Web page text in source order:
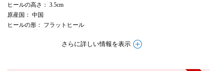
ヒールの高さ ： 3.5cm
原産国 ： 中国
ヒールの形 ： フラットヒール
さらに詳しい情報を表示